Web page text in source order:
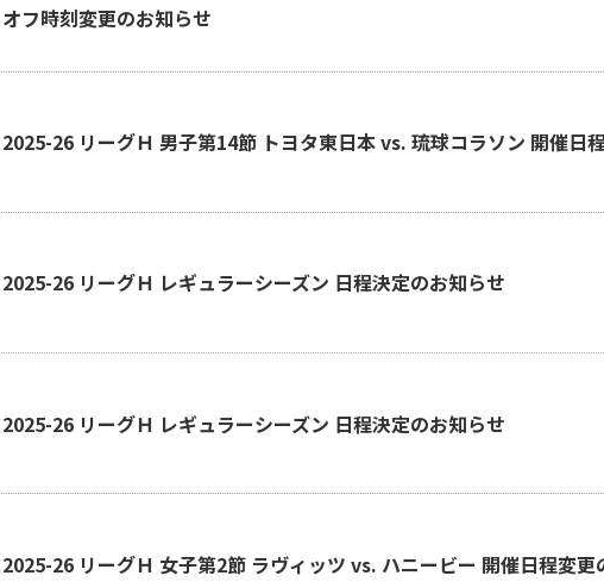
オフ時刻変更のお知らせ
2025-26 リーグＨ 男子第14節 トヨタ東日本 vs. 琉球コラソン 開催日
2025-26 リーグＨ レギュラーシーズン 日程決定のお知らせ
2025-26 リーグＨ レギュラーシーズン 日程決定のお知らせ
2025-26 リーグＨ 女子第2節 ラヴィッツ vs. ハニービー 開催日程変更